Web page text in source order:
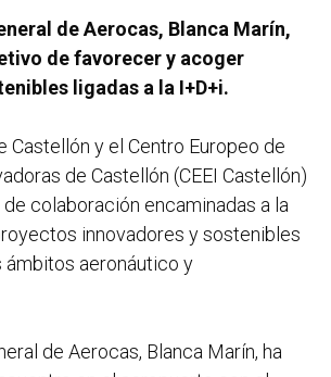
de Aerocas, Blanca Marín,
de favorecer y acoger
ligadas a la I+D+i.
Castellón y el Centro Europeo de
de Castellón (CEEI Castellón)
de colaboración encaminadas a la
innovadores y sostenibles
ámbitos aeronáutico y
de Aerocas, Blanca Marín, ha